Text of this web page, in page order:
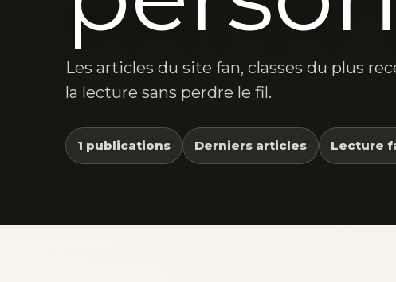
Les articles du site fan, classes du plus
la lecture sans perdre le fil.
1 publications Derniers articles Lecture